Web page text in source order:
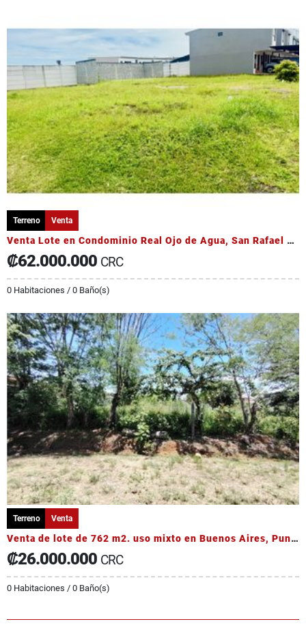
Terreno Venta
Venta Lote en Condominio Real Ojo de Agua, San Rafael de Alajuela
₡62.000.000 CRC
0 Habitaciones / 0 Baño(s)
Terreno Venta
Venta de lote de 762 m2. uso mixto en Buenos Aires, Puntarenas
₡26.000.000 CRC
0 Habitaciones / 0 Baño(s)